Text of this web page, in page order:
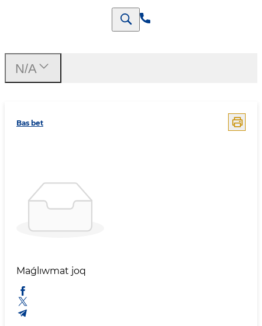
Bas bet
Maǵlıwmat joq
N/A